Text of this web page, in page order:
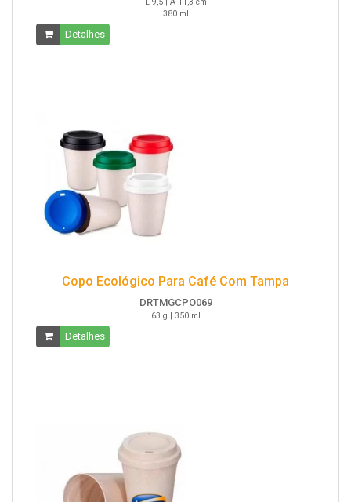
380 ml
Detalhes
Copo Ecológico Para Café Com Tampa
DRTMGCPO069
63 g | 350 ml
Detalhes